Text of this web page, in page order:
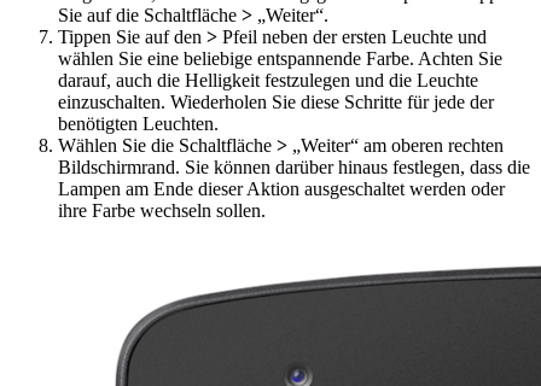
Sie auf die Schaltfläche > „Weiter“.
Tippen Sie auf den > Pfeil neben der ersten Leuchte und
wählen Sie eine beliebige entspannende Farbe. Achten Sie
darauf, auch die Helligkeit festzulegen und die Leuchte
einzuschalten. Wiederholen Sie diese Schritte für jede der
benötigten Leuchten.
Wählen Sie die Schaltfläche > „Weiter“ am oberen rechten
Bildschirmrand. Sie können darüber hinaus festlegen, dass die
Lampen am Ende dieser Aktion ausgeschaltet werden oder
ihre Farbe wechseln sollen.